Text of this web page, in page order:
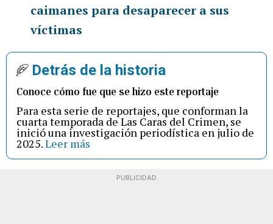
caimanes para desaparecer a sus
víctimas
Detrás de la historia
Conoce cómo fue que se hizo este reportaje
Para esta serie de reportajes, que conforman la
cuarta temporada de Las Caras del Crimen, se
inició una investigación periodística en julio de
2025.Leer más
PUBLICIDAD